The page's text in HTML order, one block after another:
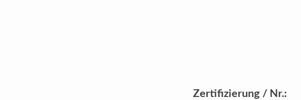
Zertifizierung / Nr.: